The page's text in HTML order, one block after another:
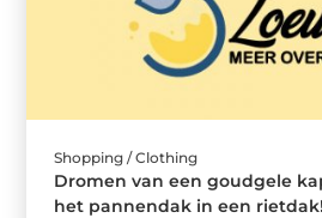
Shopping / Clothing
Dromen van een goudgele
het pannendak in een rietdak!